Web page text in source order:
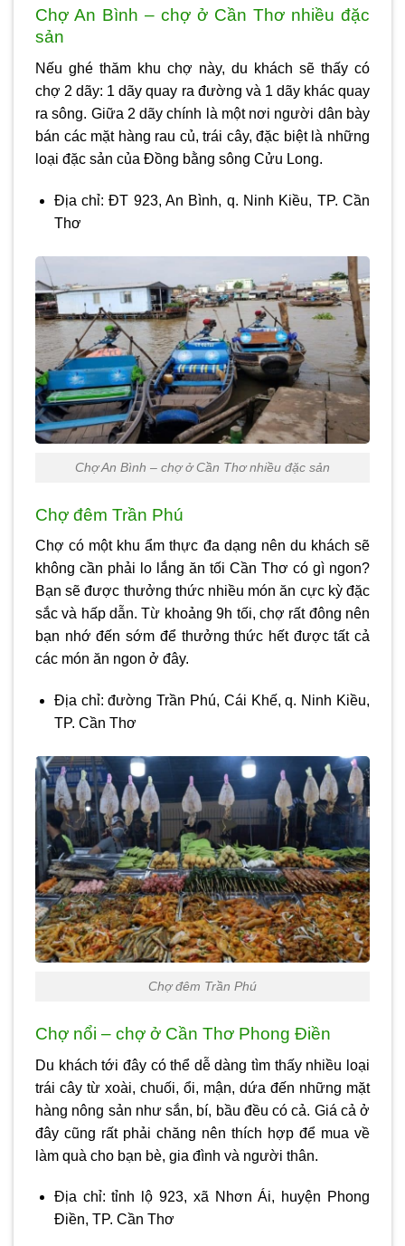
Chợ An Bình – chợ ở Cần Thơ nhiều đặc
sản
Nếu ghé thăm khu chợ này, du khách sẽ thấy có
chợ 2 dãy: 1 dãy quay ra đường và 1 dãy khác quay
ra sông. Giữa 2 dãy chính là một nơi người dân bày
bán các mặt hàng rau củ, trái cây, đặc biệt là những
loại đặc sản của Đồng bằng sông Cửu Long.
Địa chỉ: ĐT 923, An Bình, q. Ninh Kiều, TP. Cần
Thơ
Chợ An Bình – chợ ở Cần Thơ nhiều đặc sản
Chợ đêm Trần Phú
Chợ có một khu ẩm thực đa dạng nên du khách sẽ
không cần phải lo lắng ăn tối Cần Thơ có gì ngon?
Bạn sẽ được thưởng thức nhiều món ăn cực kỳ đặc
sắc và hấp dẫn. Từ khoảng 9h tối, chợ rất đông nên
bạn nhớ đến sớm để thưởng thức hết được tất cả
các món ăn ngon ở đây.
Địa chỉ: đường Trần Phú, Cái Khế, q. Ninh Kiều,
TP. Cần Thơ
Chợ đêm Trần Phú
Chợ nổi – chợ ở Cần Thơ Phong Điền
Du khách tới đây có thể dễ dàng tìm thấy nhiều loại
trái cây từ xoài, chuối, ổi, mận, dứa đến những mặt
hàng nông sản như sắn, bí, bầu đều có cả. Giá cả ở
đây cũng rất phải chăng nên thích hợp để mua về
làm quà cho bạn bè, gia đình và người thân.
Địa chỉ: tỉnh lộ 923, xã Nhơn Ái, huyện Phong
Điền, TP. Cần Thơ